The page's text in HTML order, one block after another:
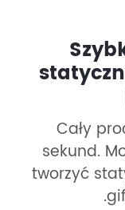
Cały
sekund.
tworzyć